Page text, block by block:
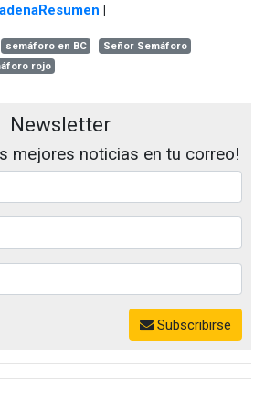
|
semáforo en BC
Señor Semáforo
rojo
Newsletter
mejores noticias en tu correo!
Subscribirse